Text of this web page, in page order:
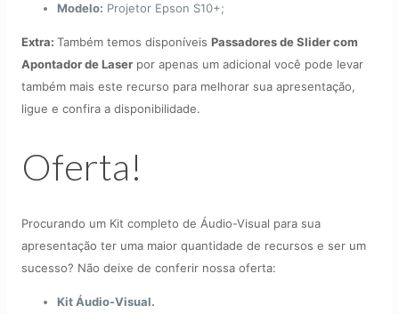
Modelo: Projetor Epson S10+;
Extra: Também temos disponíveis Passadores de Slider com
Apontador de Laser por apenas um adicional você pode levar
também mais este recurso para melhorar sua apresentação,
ligue e confira a disponibilidade.
Oferta!
Procurando um Kit completo de Áudio-Visual para sua
apresentação ter uma maior quantidade de recursos e ser um
sucesso? Não deixe de conferir nossa oferta:
Kit Áudio-Visual.